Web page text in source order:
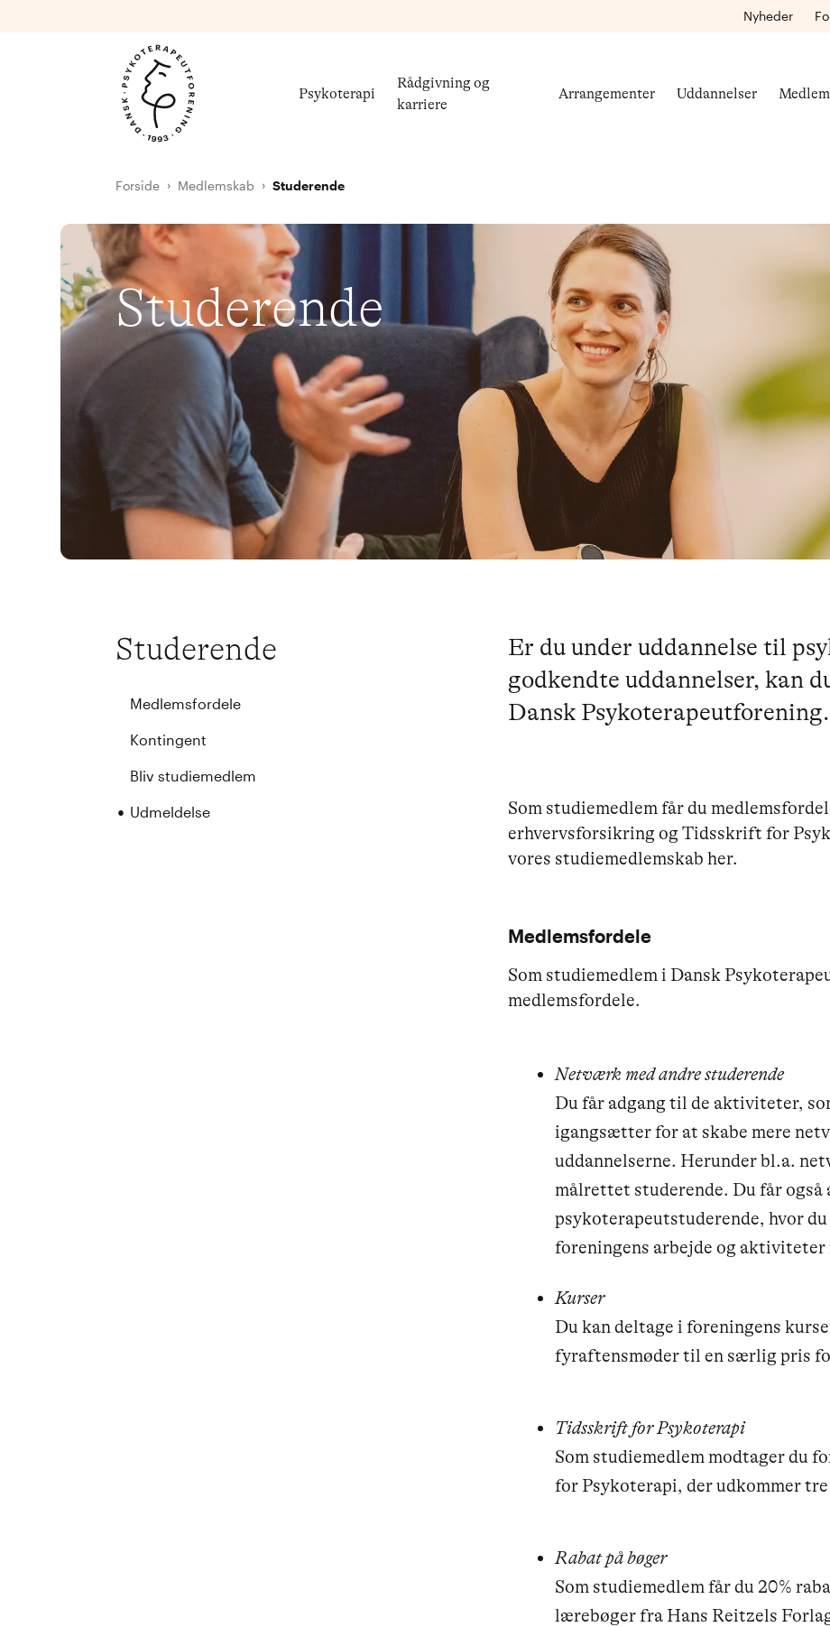
Nyheder
Psykoterapi
Rådgivning og
karriere
Arrangementer Uddannelser
Forside Medlemskab Studerende
Studerende
Studerende
Medlemsfordele
Kontingent
Bliv studiemedlem
Udmeldelse
Er du under uddannelse til
godkendte uddannelser, kan
Dansk Psykoterapeutforening.
Som studiemedlem får du
erhvervsforsikring og Tidsskrift for
vores studiemedlemskab her.
Medlemsfordele
Som studiemedlem i Dansk
medlemsfordele.
Netværk med andre studerende
Du får adgang til de aktiviteter,
igangsætter for at skabe mere
uddannelserne. Herunder bl.a.
målrettet studerende. Du får
psykoterapeutstuderende, hvor
foreningens arbejde og aktiviteter
Kurser
Du kan deltage i foreningens
fyraftensmøder til en særlig pris
Tidsskrift for Psykoterapi
Som studiemedlem modtager du
for Psykoterapi, der udkommer
Rabat på bøger
Som studiemedlem får du 20%
lærebøger fra Hans Reitzels